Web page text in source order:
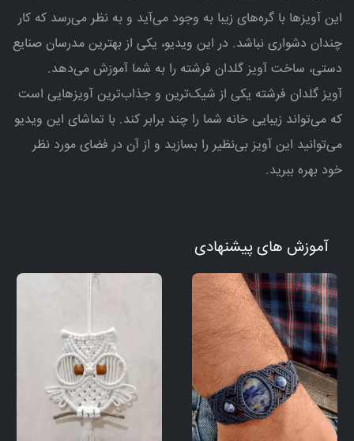
این آویزها با گره‌های زیبا به وجود می‌آید و به نظر می‌رسد که کار
چندان دشواری نباشد. در این ویدیو، یکی از بهترین مدرسان صنایع
دستی، ساخت آویز گلدان فرشته را به شما آموزش می‌دهد.
آویز گلدان فرشته یکی از شیک‌ترین و جذاب‌ترین آویزهایی است
که می‌تواند زیبایی خانه شما را چند برابر کند. با تماشای این ویدیو
می‌توانید این آویز بی‌نظیر را بسازید و از آن در فضای مورد نظر
خود بهره ببرید.
آموزش های پیشنهادی